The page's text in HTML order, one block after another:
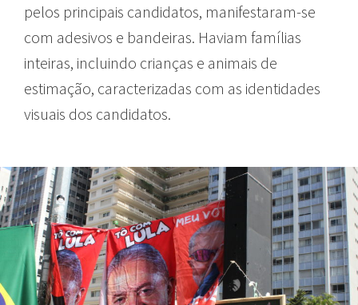
pelos principais candidatos, manifestaram-se
com adesivos e bandeiras. Haviam famílias
inteiras, incluindo crianças e animais de
estimação, caracterizadas com as identidades
visuais dos candidatos.